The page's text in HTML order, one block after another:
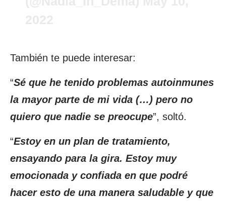
También te puede interesar:
“Sé que he tenido problemas autoinmunes
la mayor parte de mi vida (…) pero no
quiero que nadie se preocupe”, soltó.
“Estoy en un plan de tratamiento,
ensayando para la gira. Estoy muy
emocionada y confiada en que podré
hacer esto de una manera saludable y que